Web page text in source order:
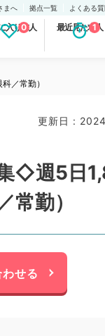
まへ 拠点一覧 よくある
入り求人
0 最近見た求人
1
／常勤）
更新日 :
◇週5日
勤）
せる